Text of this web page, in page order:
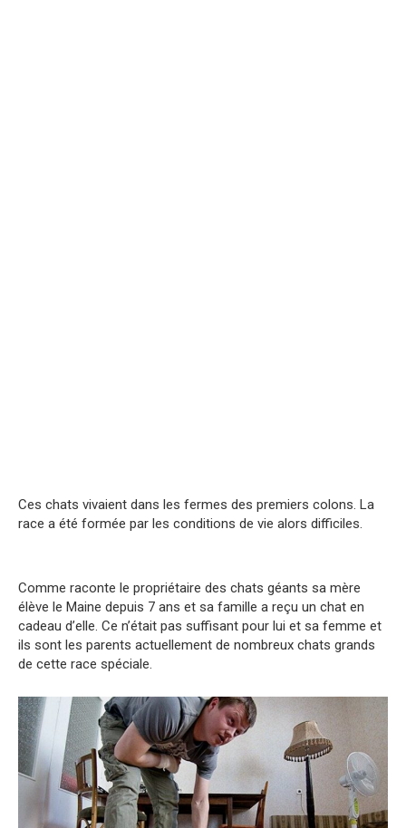
Ces chats vivaient dans les fermes des premiers colons. La
race a été formée par les conditions de vie alors difficiles.
Comme raconte le propriétaire des chats géants sa mère
élève le Maine depuis 7 ans et sa famille a reçu un chat en
cadeau d’elle. Ce n’était pas suffisant pour lui et sa femme et
ils sont les parents actuellement de nombreux chats grands
de cette race spéciale.